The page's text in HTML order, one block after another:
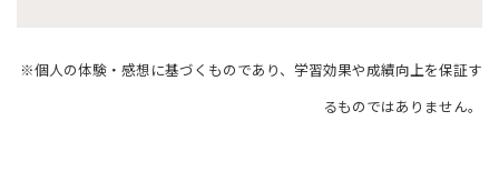
※個人の体験・感想に基づくものであり、学習効果や成績向上を保証す
るものではありません。